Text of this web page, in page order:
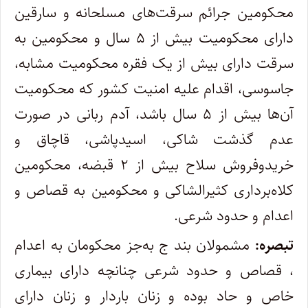
محکومین جرائم سرقت‌های مسلحانه و سارقین
دارای محکومیت بیش از ۵ سال و محکومین به
سرقت دارای بیش از یک فقره محکومیت مشابه،
جاسوسی، اقدام علیه امنیت کشور که محکومیت
آن‌ها بیش از ۵ سال باشد، آدم ربانی در صورت
عدم گذشت شاکی، اسیدپاشی، قاچاق و
خریدوفروش سلاح بیش از ۲ قبضه، محکومین
کلاه‌برداری کثیرالشاکی و محکومین به قصاص و
اعدام و حدود شرعی.
تبصره: مشمولان بند ج به‌جز محکومان به اعدام
، قصاص و حدود شرعی چنانچه دارای بیماری
خاص و حاد بوده و زنان باردار و زنان دارای